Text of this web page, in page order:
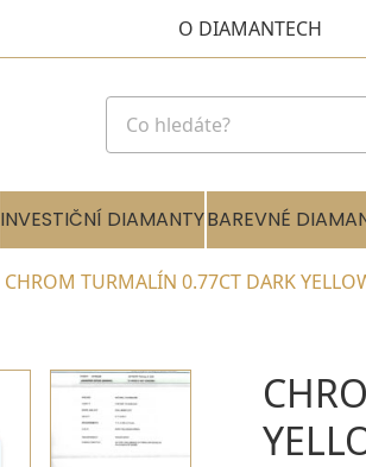
O DIAMANTECH
INVESTIČNÍ DIAMANTYBAREVNÉ
CHROM TURMALÍN 0.77CT DARK